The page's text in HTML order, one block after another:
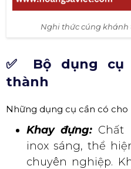
Nghi thức cúng
✅ Bộ dụng cụ
thành
Những dụng cụ cần có
Khay đựng: Chất
inox sáng, thể
chuyên nghiệp.